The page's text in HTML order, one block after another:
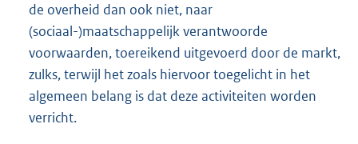
de overheid dan ook niet, naar
(sociaal-)maatschappelijk verantwoorde
voorwaarden, toereikend uitgevoerd door de markt,
zulks, terwijl het zoals hiervoor toegelicht in het
algemeen belang is dat deze activiteiten worden
verricht.